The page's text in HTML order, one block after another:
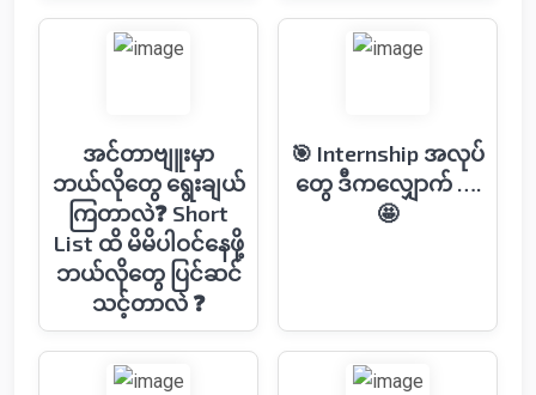
အင်တာဗျူးမှာ
ဘယ်လို‌တွေ ရွေးချယ်
ကြတာလဲ❓ Short
List ထိ မိမိပါဝင်နေဖို့
ဘယ်လိုတွေ ပြင်ဆင်
သင့်တာလဲ ❓
🎯 Internship အလုပ်
တွေ ဒီကလျှောက် ….
🤩